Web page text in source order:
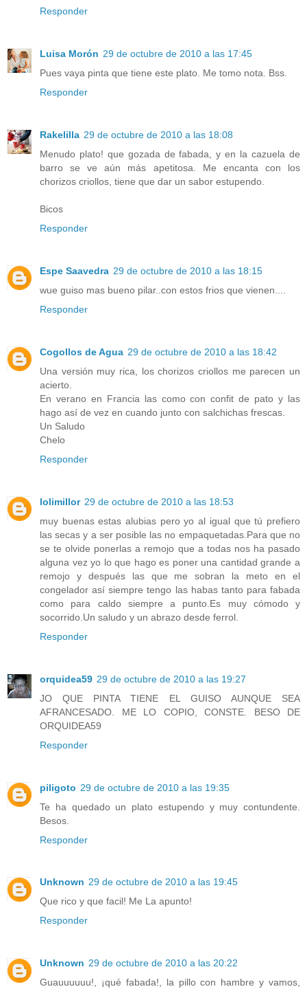
Responder
Luisa Morón 29 de octubre de 2010 a las 17:45
Pues vaya pinta que tiene este plato. Me tomo nota. Bss.
Responder
Rakelilla 29 de octubre de 2010 a las 18:08
Menudo plato! que gozada de fabada, y en la cazuela de
barro se ve aún más apetitosa. Me encanta con los
chorizos criollos, tiene que dar un sabor estupendo.
Bicos
Responder
Espe Saavedra 29 de octubre de 2010 a las 18:15
wue guiso mas bueno pilar..con estos frios que vienen....
Responder
Cogollos de Agua 29 de octubre de 2010 a las 18:42
Una versión muy rica, los chorizos criollos me parecen un
acierto.
En verano en Francia las como con confit de pato y las
hago así de vez en cuando junto con salchichas frescas.
Un Saludo
Chelo
Responder
lolimillor 29 de octubre de 2010 a las 18:53
muy buenas estas alubias pero yo al igual que tú prefiero
las secas y a ser posible las no empaquetadas.Para que no
se te olvide ponerlas a remojo que a todas nos ha pasado
alguna vez yo lo que hago es poner una cantidad grande a
remojo y después las que me sobran la meto en el
congelador así siempre tengo las habas tanto para fabada
como para caldo siempre a punto.Es muy cómodo y
socorrido.Un saludo y un abrazo desde ferrol.
Responder
orquidea59 29 de octubre de 2010 a las 19:27
JO QUE PINTA TIENE EL GUISO AUNQUE SEA
AFRANCESADO. ME LO COPIO, CONSTE. BESO DE
ORQUIDEA59
Responder
piligoto 29 de octubre de 2010 a las 19:35
Te ha quedado un plato estupendo y muy contundente.
Besos.
Responder
Unknown 29 de octubre de 2010 a las 19:45
Que rico y que facil! Me La apunto!
Responder
Unknown 29 de octubre de 2010 a las 20:22
Guauuuuuu!, ¡qué fabada!, la pillo con hambre y vamos,